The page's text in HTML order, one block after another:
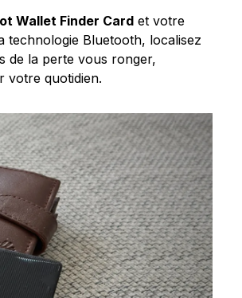
Wallet Finder Card et votre
technologie Bluetooth, localisez
de la perte vous ronger,
votre quotidien.